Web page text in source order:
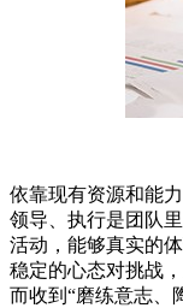
依靠现有资源和能
领导、执行是团队
活动，能够真实的
稳定的心态对挑战
而收到“磨练意志、